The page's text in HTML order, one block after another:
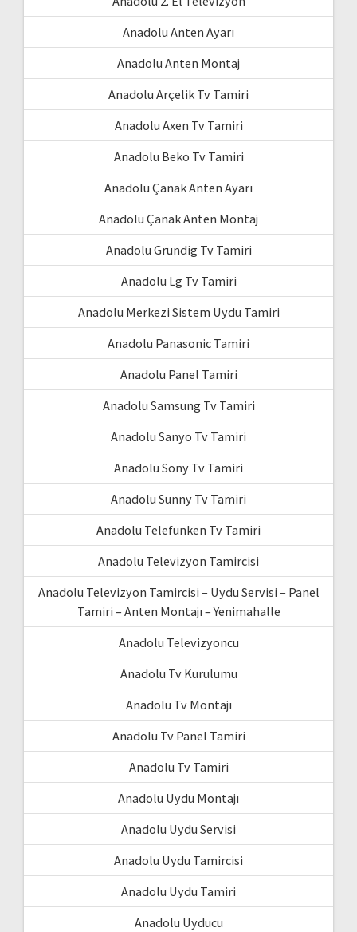
Anadolu Anten Ayarı
Anadolu Anten Montaj
Anadolu Arçelik Tv Tamiri
Anadolu Axen Tv Tamiri
Anadolu Beko Tv Tamiri
Anadolu Çanak Anten Ayarı
Anadolu Çanak Anten Montaj
Anadolu Grundig Tv Tamiri
Anadolu Lg Tv Tamiri
Anadolu Merkezi Sistem Uydu Tamiri
Anadolu Panasonic Tamiri
Anadolu Panel Tamiri
Anadolu Samsung Tv Tamiri
Anadolu Sanyo Tv Tamiri
Anadolu Sony Tv Tamiri
Anadolu Sunny Tv Tamiri
Anadolu Telefunken Tv Tamiri
Anadolu Televizyon Tamircisi
Anadolu Televizyon Tamircisi – Uydu Servisi – Panel
Tamiri – Anten Montajı – Yenimahalle
Anadolu Televizyoncu
Anadolu Tv Kurulumu
Anadolu Tv Montajı
Anadolu Tv Panel Tamiri
Anadolu Tv Tamiri
Anadolu Uydu Montajı
Anadolu Uydu Servisi
Anadolu Uydu Tamircisi
Anadolu Uydu Tamiri
Anadolu Uyducu